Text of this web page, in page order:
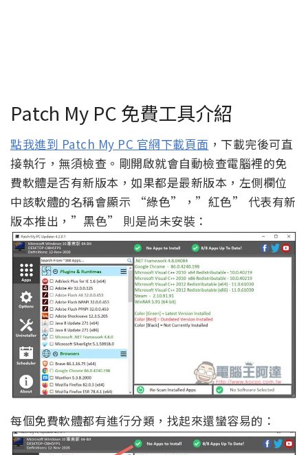
Patch My PC 免費工具介紹
點我進到 Patch My PC 官網下載頁面 ，下載完後可直
接執行，無須檢查。剛開啟就會自動檢查電腦裡的免
費軟體是否有新版本，如果都是最新版本，左側欄位
中該軟體的名稱會顯示 “綠色”，”紅色” 代表有新
版本推出，”黑色” 則是尚未安裝：
每個免費軟體都有進行分類，找起來還蠻容易的：